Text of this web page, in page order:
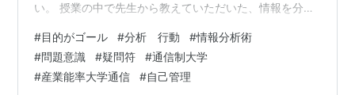
通信制大学の他にも通信制大学院なども続々と開講さ
れ、数多くの学生が学んでいる。
通信制大学を設けている大学は、下記のURLをご参照い
ただきたい。
い。 授業の中で先生から教えていただいた、情報を分析
「目的」を定める 目的に対して「現状」を把握する 必要
な情報を集めて「分析」する 問題解決や「意思決定」に
つなげる 文字にするとシンプルに見えますが、これ、実
#目的がゴール #分析 行動 #情報分析術
#問題意識 #疑問符 #通信制大学
#産業能率大学通信 #自己管理